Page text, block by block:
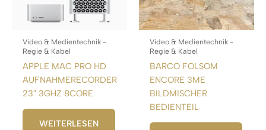
Video & Medientechnik -
Regie & Kabel
APPLE MAC PRO HD
AUFNAHMERECORDER
23″ 3GHZ 8CORE
WEITERLESEN
Video & Medientechnik -
Regie & Kabel
BARCO FOLSOM
ENCORE 3ME
BILDMISCHER
BEDIENTEIL